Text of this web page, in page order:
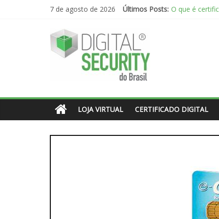
7 de agosto de 2026 Últimos Posts: O que é
Comprar um
O que é um
Digital
Security
do
Brasil
LOJA VIRTUAL CERTIFICADO DIGITAL